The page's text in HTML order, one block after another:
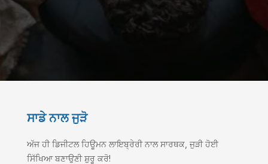
ਸਾਡੇ ਨਾਲ ਜੁੜੋ
ਅੱਜ ਹੀ ਡਿਜੀਟਲ ਹਿਊਮਨ ਲਾਇਬ੍ਰੇਰੀ ਨਾਲ ਸਾਰਥਕ, ਜੁੜੀ ਹੋਈ
ਸਿੱਖਿਆ ਬਣਾਉਣੀ ਸ਼ੁਰੂ ਕਰੋ!